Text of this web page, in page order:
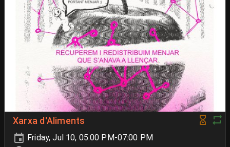
Xarxa d'Aliments
Friday, Jul 10, 05:00 PM-07:00 PM